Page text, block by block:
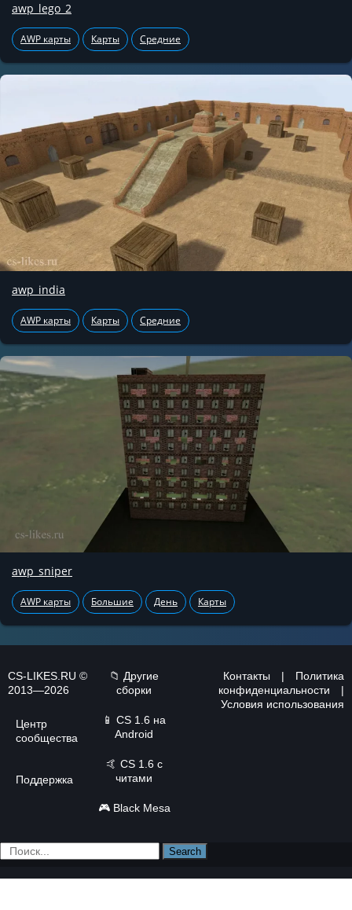
awp_lego_2
AWP карты Карты Средние
awp_india
AWP карты Карты Средние
awp_sniper
AWP карты Большие День Карты
CS-LIKES.RU ©
2013—2026
Центр
сообщества
Поддержка
📁 Другие
сборки
📱 CS 1.6 на
Android
🤙 CS 1.6 с
читами
🎮 Black Mesa
Контакты |
Политика
конфиденциальности
|
Условия использования
Search